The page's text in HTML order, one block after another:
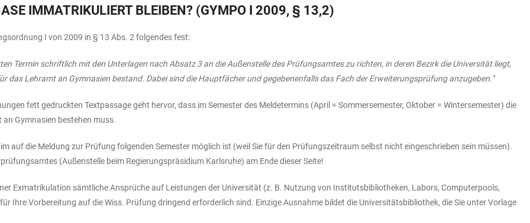
IMMATRIKULIERT BLEIBEN? (GYMPO I 2009, § 13,2)
I von 2009 in § 13 Abs. 2 folgendes fest:
Termin schriftlich mit den Unterlagen nach Absatz 3 an die Außenstelle des Prüfungsamtes zu richten, in deren Bezirk die Universität liegt,
das Lehramt an Gymnasien bestand. Dabei sind die Hauptfächer und gegebenenfalls das Fach der Erweiterungsprüfung anzugeben."
fett gedruckten Textpassage geht hervor, dass im Semester des Meldetermins (April = Sommersemester, Oktober = Wintersemester) die
Gymnasien bestehen muss.
auf die Meldung zur Prüfung folgenden Semester möglich ist (weil Sie für den Prüfungszeitraum selbst nicht eingeschrieben sein müssen).
(Außenstelle beim Regierungspräsidium Karlsruhe) am Ende dieser Seite!
Exmatrikulation sämtliche Ansprüche auf Leistungen der Universität (z. B. Nutzung von Institutsbibliotheken, Labors, Computerpools,
Ihre Vorbereitung auf die Wiss. Prüfung dringend erforderlich sind. Einzige Ausnahme bildet die Universitätsbibliothek, die Sie unter Vorlage